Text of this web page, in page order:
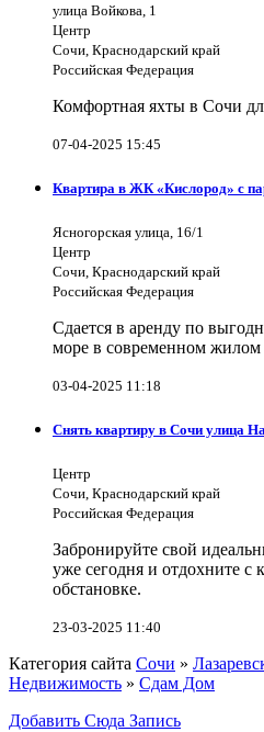
улица Войкова, 1
Центр
Сочи, Краснодарский край
Российская Федерация
Комфортная яхты в Сочи
07-04-2025 15:45
Квартира в ЖК «Кислород» с
Ясногорская улица, 16/1
Центр
Сочи, Краснодарский край
Российская Федерация
Сдается в аренду по
море в современном жилом
03-04-2025 11:18
Снять квартиру в Сочи улица
Центр
Сочи, Краснодарский край
Российская Федерация
Забронируйте свой
уже сегодня и отдохните
обстановке.
23-03-2025 11:40
Категория сайта Сочи »
Недвижимость » Сдам Дом
Добавить Сюда Запись